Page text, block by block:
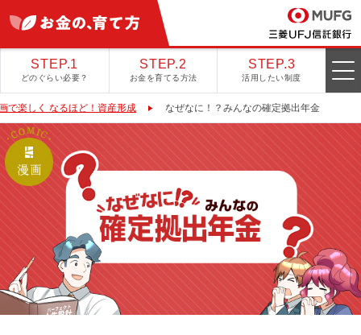
STEP.1
どのぐらい必要？
STEP.2
お金を育てる方法
STEP.3
活用したい制度
で楽しく なるほど！資産形成 なぜなに！？みんなの確定拠出年金